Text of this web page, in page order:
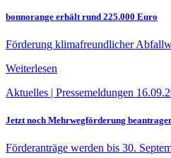
bonnorange erhält rund 225.000 Euro
Förderung klimafreundlicher
Weiterlesen
Aktuelles | Pressemeldungen
Jetzt noch Mehrwegförderung
Förderanträge werden bis 30.